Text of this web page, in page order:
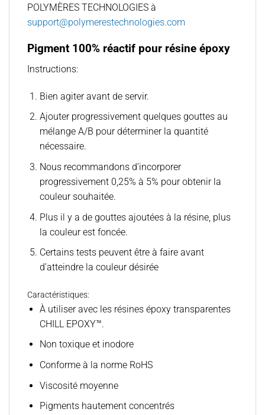
POLYMÈRES TECHNOLOGIES à
support@polymerestechnologies.com
Pigment 100% réactif pour résine époxy
Instructions:
Bien agiter avant de servir.
Ajouter progressivement quelques gouttes au
mélange A/B pour déterminer la quantité
nécessaire.
Nous recommandons d’incorporer
progressivement 0,25% à 5% pour obtenir la
couleur souhaitée.
Plus il y a de gouttes ajoutées à la résine, plus
la couleur est foncée.
Certains tests peuvent être à faire avant
d’atteindre la couleur désirée
Caractéristiques:
À utiliser avec les résines époxy transparentes
CHILL EPOXY™.
Non toxique et inodore
Conforme à la norme RoHS
Viscosité moyenne
Pigments hautement concentrés